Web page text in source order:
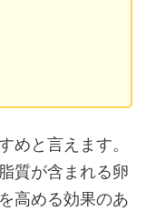
めと言えます。
質が含まれる卵
高める効果のあ